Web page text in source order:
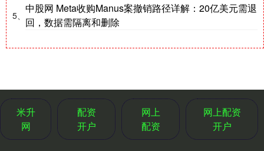
5、
中股网 Meta收购Manus案撤销路径详解：20亿美元需退
回，数据需隔离和删除
米升
网
配资
开户
网上
配资
网上配资
开户